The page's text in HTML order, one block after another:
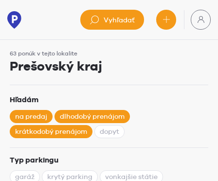
Vyhľadať
63 ponúk v tejto lokalite
Prešovský kraj
Hľadám
na predaj
dlhodobý prenájom
krátkodobý prenájom
dopyt
Typ parkingu
garáž krytý parking vonkajšie státie